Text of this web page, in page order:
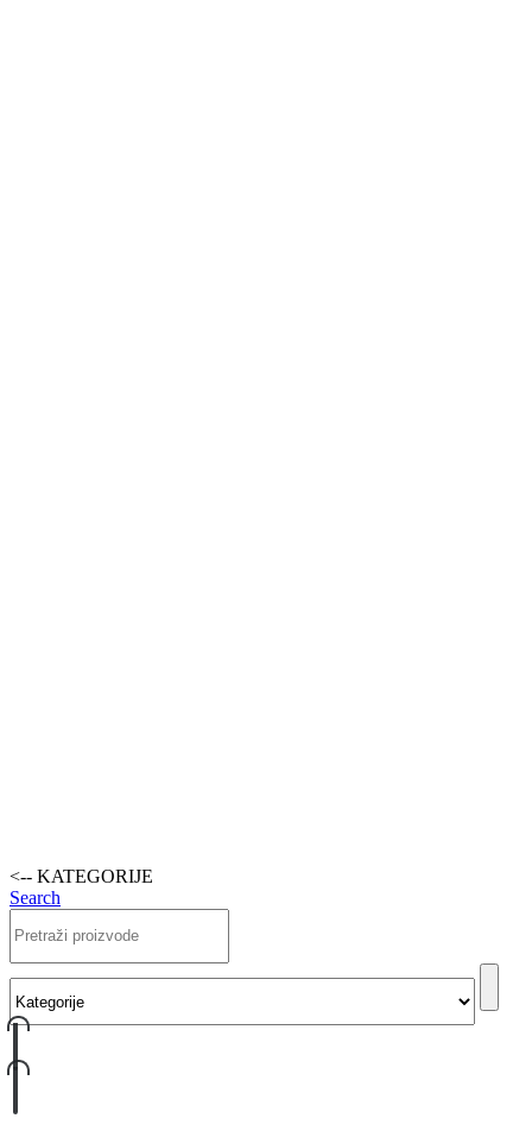
<-- KATEGORIJE
Search